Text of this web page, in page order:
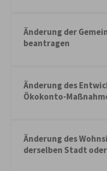
Änderung der
beantragen
Änderung des
Ökokonto-
Änderung des
derselben Stadt